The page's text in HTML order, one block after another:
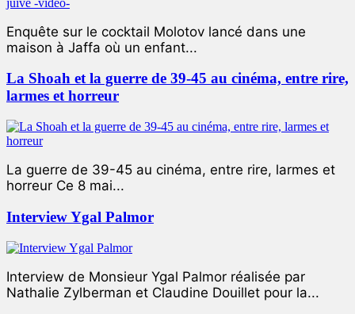
Enquête sur le cocktail Molotov lancé dans une
maison à Jaffa où un enfant...
La Shoah et la guerre de 39-45 au cinéma, entre rire,
larmes et horreur
La guerre de 39-45 au cinéma, entre rire, larmes et
horreur Ce 8 mai...
Interview Ygal Palmor
Interview de Monsieur Ygal Palmor réalisée par
Nathalie Zylberman et Claudine Douillet pour la...